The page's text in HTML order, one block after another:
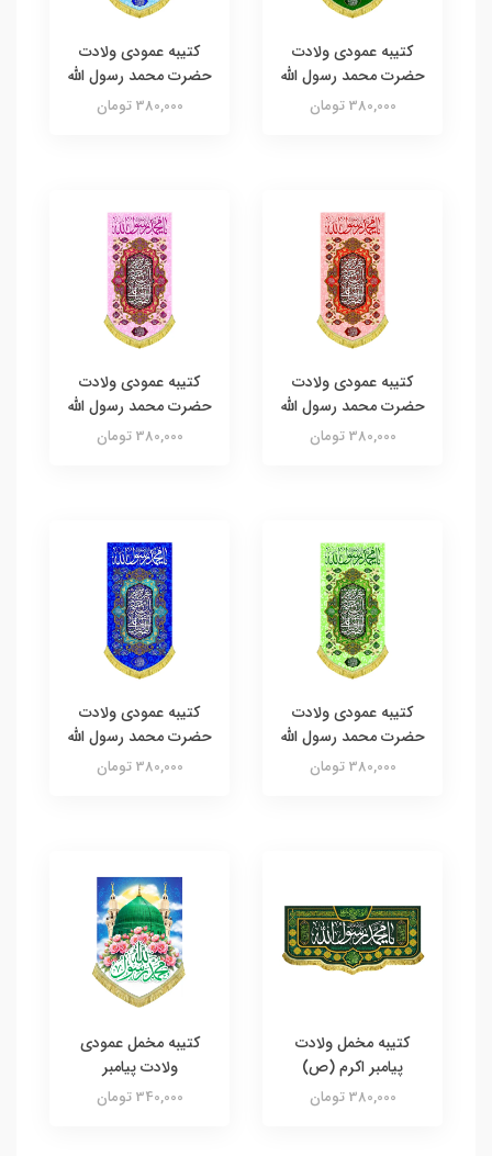
کتیبه عمودی ولادت
حضرت محمد رسول الله
380,000 تومان
کتیبه عمودی ولادت
حضرت محمد رسول الله
380,000 تومان
کتیبه عمودی ولادت
حضرت محمد رسول الله
380,000 تومان
کتیبه عمودی ولادت
حضرت محمد رسول الله
380,000 تومان
کتیبه عمودی ولادت
حضرت محمد رسول الله
380,000 تومان
کتیبه عمودی ولادت
حضرت محمد رسول الله
380,000 تومان
کتیبه مخمل ولادت
پیامبر اکرم (ص)
380,000 تومان
کتیبه مخمل عمودی
ولادت پیامبر
340,000 تومان